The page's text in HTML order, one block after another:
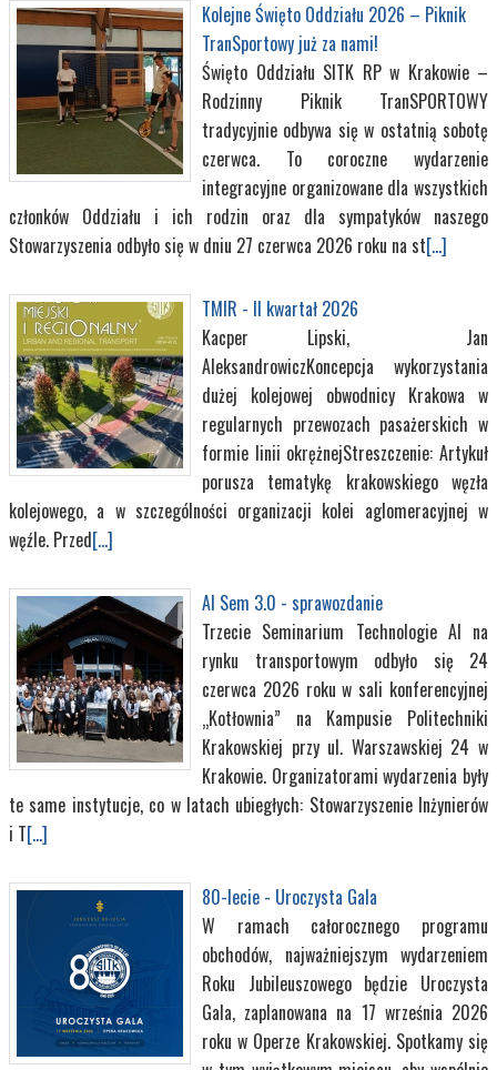
Kolejne Święto Oddziału 2026 – Piknik
TranSportowy już za nami!
Święto Oddziału SITK RP w Krakowie –
Rodzinny Piknik TranSPORTOWY
tradycyjnie odbywa się w ostatnią sobotę
czerwca. To coroczne wydarzenie
integracyjne organizowane dla wszystkich
członków Oddziału i ich rodzin oraz dla sympatyków naszego
Stowarzyszenia odbyło się w dniu 27 czerwca 2026 roku na st[...]
TMIR - II kwartał 2026
Kacper Lipski, Jan
AleksandrowiczKoncepcja wykorzystania
dużej kolejowej obwodnicy Krakowa w
regularnych przewozach pasażerskich w
formie linii okrężnejStreszczenie: Artykuł
porusza tematykę krakowskiego węzła
kolejowego, a w szczególności organizacji kolei aglomeracyjnej w
węźle. Przed[...]
AI Sem 3.0 - sprawozdanie
Trzecie Seminarium Technologie AI na
rynku transportowym odbyło się 24
czerwca 2026 roku w sali konferencyjnej
„Kotłownia” na Kampusie Politechniki
Krakowskiej przy ul. Warszawskiej 24 w
Krakowie. Organizatorami wydarzenia były
te same instytucje, co w latach ubiegłych: Stowarzyszenie Inżynierów
i T[...]
80-lecie - Uroczysta Gala
W ramach całorocznego programu
obchodów, najważniejszym wydarzeniem
Roku Jubileuszowego będzie Uroczysta
Gala, zaplanowana na 17 września 2026
roku w Operze Krakowskiej. Spotkamy się